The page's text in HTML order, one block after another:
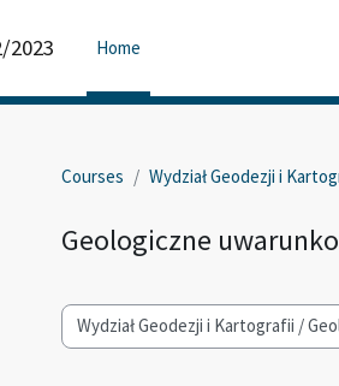
2023 Home
Courses Wydział Geodezji i
Geologiczne
Course categories